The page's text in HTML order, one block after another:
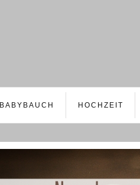
BABYBAUCH HOCHZEIT